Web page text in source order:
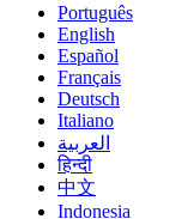
Português
English
Español
Français
Deutsch
Italiano
العربية
हिन्दी
中文
Indonesia